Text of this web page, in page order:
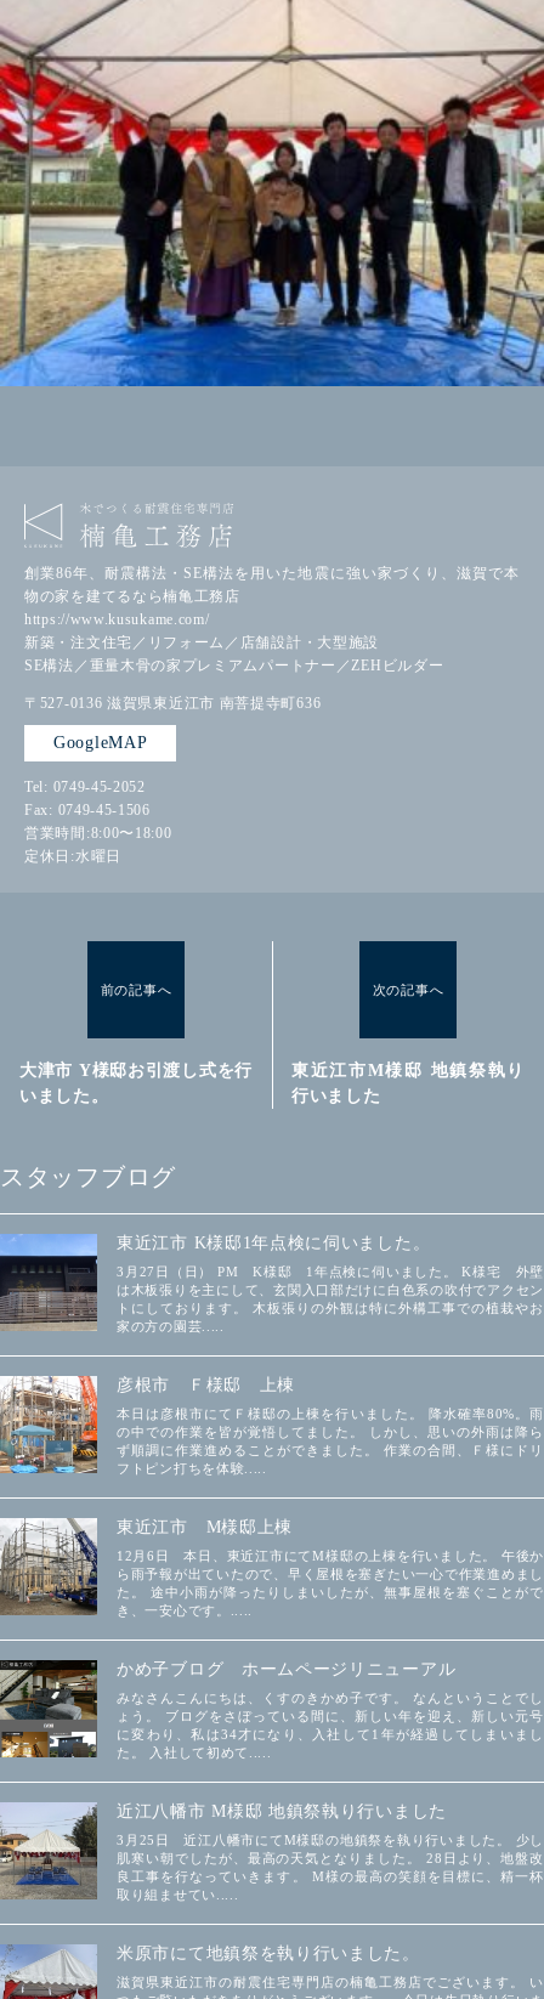
創業86年、耐震構法・SE構法を用いた地震に強い家づくり、滋賀で本
物の家を建てるなら楠亀工務店
https://www.kusukame.com/
新築・注文住宅／リフォーム／店舗設計・大型施設
SE構法／重量木骨の家プレミアムパートナー／ZEHビルダー
〒527-0136 滋賀県東近江市 南菩提寺町636
GoogleMAP
Tel: 0749-45-2052
Fax: 0749-45-1506
営業時間:8:00〜18:00
定休日:水曜日
前の記事へ
大津市 Y様邸お引渡し式を行
いました。
次の記事へ
東近江市M様邸 地鎮祭執り
行いました
スタッフブログ
東近江市 K様邸1年点検に伺いました。
3月27日（日） PM K様邸 1年点検に伺いました。 K様宅 外壁
は木板張りを主にして、玄関入口部だけに白色系の吹付でアクセン
トにしております。 木板張りの外観は特に外構工事での植栽やお
家の方の園芸.....
彦根市 Ｆ様邸 上棟
本日は彦根市にてＦ様邸の上棟を行いました。 降水確率80%。雨
の中での作業を皆が覚悟してました。 しかし、思いの外雨は降ら
ず順調に作業進めることができました。 作業の合間、Ｆ様にドリ
フトピン打ちを体験.....
東近江市 M様邸上棟
12月6日 本日、東近江市にてM様邸の上棟を行いました。 午後か
ら雨予報が出ていたので、早く屋根を塞ぎたい一心で作業進めまし
た。 途中小雨が降ったりしまいしたが、無事屋根を塞ぐことがで
き、一安心です。.....
かめ子ブログ ホームページリニューアル
みなさんこんにちは、くすのきかめ子です。 なんということでし
ょう。 ブログをさぼっている間に、新しい年を迎え、新しい元号
に変わり、私は34才になり、入社して1年が経過してしまいまし
た。 入社して初めて.....
近江八幡市 M様邸 地鎮祭執り行いました
3月25日 近江八幡市にてM様邸の地鎮祭を執り行いました。 少し
肌寒い朝でしたが、最高の天気となりました。 28日より、地盤改
良工事を行なっていきます。 M様の最高の笑顔を目標に、精一杯
取り組ませてい.....
米原市にて地鎮祭を執り行いました。
滋賀県東近江市の耐震住宅専門店の楠亀工務店でございます。 い